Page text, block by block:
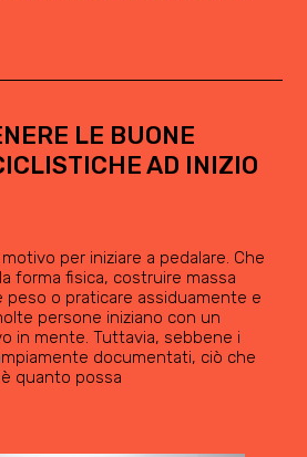
LE BUONE
AD INIZIO
per iniziare a pedalare. Che
forma fisica, costruire massa
peso o praticare assiduamente e
persone iniziano con un
in mente. Tuttavia, sebbene i
documentati, ciò che
quanto possa